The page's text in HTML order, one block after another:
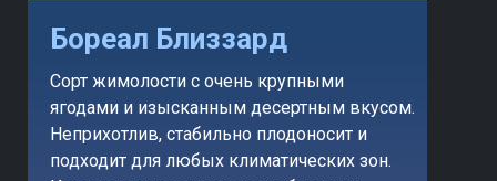
Сорт жимолости с очень крупными
ягодами и изысканным десертным вкусом.
Неприхотлив, стабильно плодоносит и
подходит для любых климатических зон.
Бореал Близзард